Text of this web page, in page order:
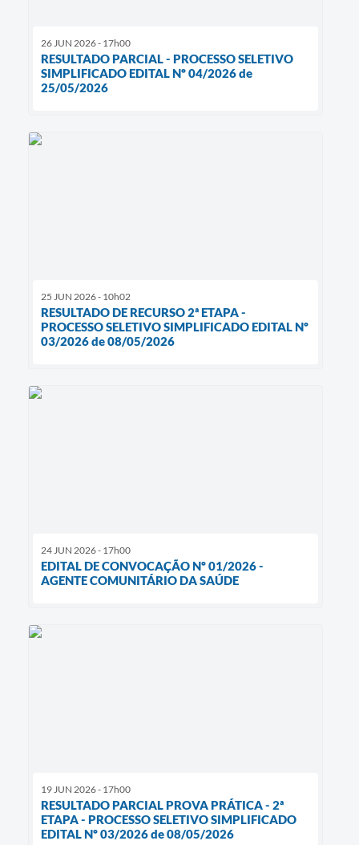
26 JUN 2026 - 17h00
RESULTADO PARCIAL - PROCESSO SELETIVO
SIMPLIFICADO EDITAL Nº 04/2026 de
25/05/2026
25 JUN 2026 - 10h02
RESULTADO DE RECURSO 2ª ETAPA -
PROCESSO SELETIVO SIMPLIFICADO EDITAL Nº
03/2026 de 08/05/2026
24 JUN 2026 - 17h00
EDITAL DE CONVOCAÇÃO Nº 01/2026 -
AGENTE COMUNITÁRIO DA SAÚDE
19 JUN 2026 - 17h00
RESULTADO PARCIAL PROVA PRÁTICA - 2ª
ETAPA - PROCESSO SELETIVO SIMPLIFICADO
EDITAL Nº 03/2026 de 08/05/2026